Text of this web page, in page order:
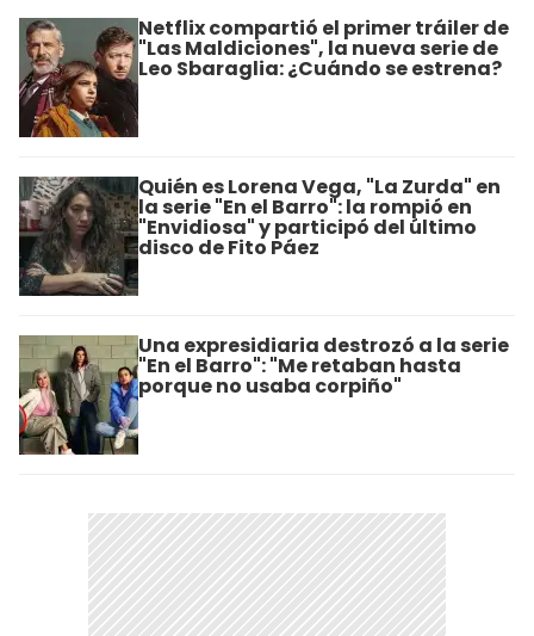
Netflix compartió el primer tráiler de
"Las Maldiciones", la nueva serie de
Leo Sbaraglia: ¿Cuándo se estrena?
Quién es Lorena Vega, "La Zurda" en
la serie "En el Barro": la rompió en
"Envidiosa" y participó del último
disco de Fito Páez
Una expresidiaria destrozó a la serie
"En el Barro": "Me retaban hasta
porque no usaba corpiño"